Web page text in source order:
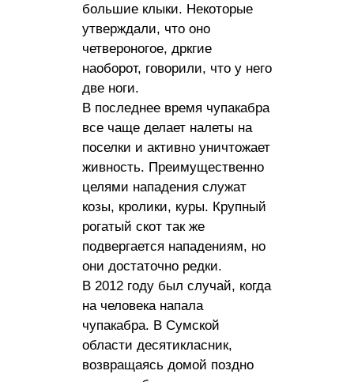
большие клыки. Некоторые
утверждали, что оно
четвероногое, дркгие
наоборот, говорили, что у него
две ноги.
В последнее время чупакабра
все чаще делает налеты на
поселки и активно уничтожает
живность. Преимущественно
целями нападения служат
козы, кролики, куры. Крупный
рогатый скот так же
подвергается нападениям, но
они достаточно редки.
В 2012 году был случай, когда
на человека напала
чупакабра. В Сумской
области десятикласник,
возвращаясь домой поздно